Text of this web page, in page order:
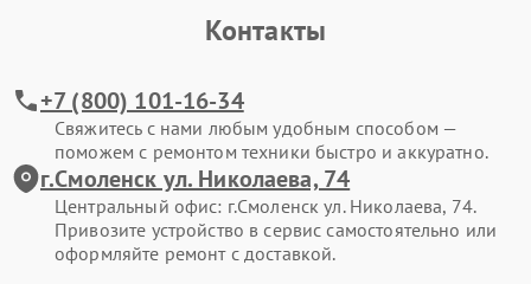
Контакты
+7 (800) 101-16-34
Свяжитесь с нами любым удобным способом —
поможем с ремонтом техники быстро и аккуратно.
г.Смоленск ул. Николаева, 74
Центральный офис: г.Смоленск ул. Николаева, 74.
Привозите устройство в сервис самостоятельно или
оформляйте ремонт с доставкой.